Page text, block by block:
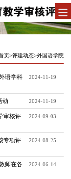
页>评建动态>外国语学院
2024-11-19
语学科
2024-11-19
动
2024-09-03
审核评
2024-08-25
专项评
2024-06-14